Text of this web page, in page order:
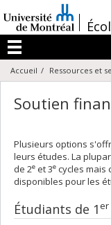
au
contenu
/
Menu
Accueil Ressources et
Soutien
Plusieurs options
leurs études. La
de 2e et 3e cycles mais
disponibles pour les
Étudiants de 1er